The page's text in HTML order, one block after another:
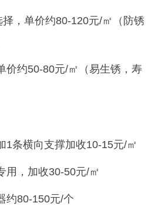
，单价约80-120元/㎡（防锈
价约50-80元/㎡（易生锈，寿
1条横向支撑加收10-15元/㎡
用，加收30-50元/㎡
约80-150元/个